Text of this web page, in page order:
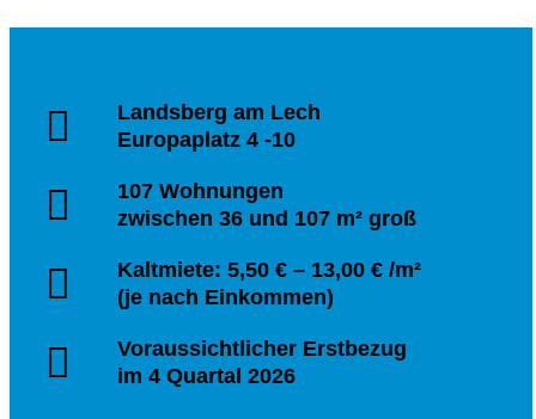
Landsberg am Lech
Europaplatz 4 -10
107 Wohnungen
zwischen 36 und 107 m² groß
Kaltmiete: 5,50 € – 13,00 € /m²
(je nach Einkommen)
Voraussichtlicher Erstbezug
im 4 Quartal 2026